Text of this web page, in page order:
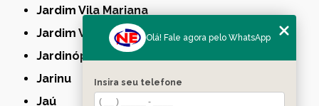
Jardim Vila Mariana
Jardim Villa Mariana
Jardinópolis
Jarinu
Jaú
Olá! Fale agora pelo WhatsApp
Insira seu telefone